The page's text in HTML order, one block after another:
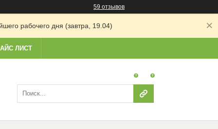
59 отзывов
рабочего дня (завтра, 19.04)
ЛИСТ